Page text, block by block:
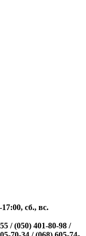
сб., вс.
/ (050) 401-80-98 /